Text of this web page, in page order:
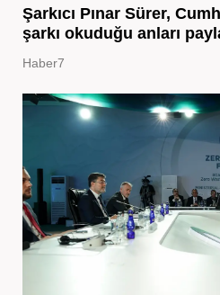
Şarkıcı Pınar Sürer,
şarkı okuduğu anları
Haber7